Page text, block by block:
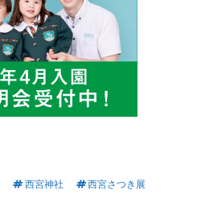
西宮神社 西宮さつき展